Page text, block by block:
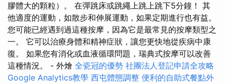
膠體大的顆粒）。 在彈跳床或跳繩上跳上跳下5分鐘！ 其
他適度的運動，如散步和伸展運動，如果定期進行也有益。
您可能已經遇到過這種按摩，因為它是最常見的按摩類型之
一。 它可以治療身體和精神症狀，讓您更快地從疾病中康
復。 如果您有消化或血液循環問題，瑞典式按摩可以改善
這種情況。 - 外燴 全瓷冠的優勢 社團法人登記申請全攻略
Google Analytics教學 西屯體態調整 便利的自助式餐點外